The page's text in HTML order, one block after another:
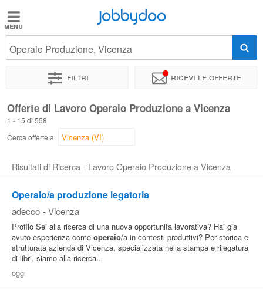
Jobbydoo
Offerte
Stipendi
Elenco
Blog
Pubblica
Jobbydoo
Operaio Produzione, Vicenza
Filtri Ricevi le offerte
Offerte di Lavoro Operaio Produzione a Vicenza
1 - 15 di 558
Cerca offerte a
Risultati di Ricerca - Lavoro Operaio Produzione a Vicenza
Operaio/a produzione legatoria
adecco - Vicenza
Profilo Sei alla ricerca di una nuova opportunita lavorativa? Hai gia
avuto esperienza come operaio/a in contesti produttivi? Per storica e
strutturata azienda di Vicenza, specializzata nella stampa e rilegatura
di libri, siamo alla ricerca...
oggi